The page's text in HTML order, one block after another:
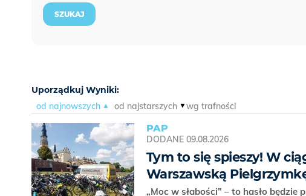
Uporządkuj Wyniki:
od najnowszych
od najstarszych wg trafności
PAP
DODANE 09.08.2026
Tym to się spieszy! W
Warszawską
„Moc w słabości” – to hasło